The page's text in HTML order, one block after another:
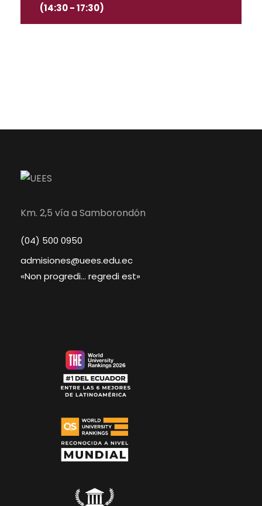
(14:30 - 17:30)
Km. 2,5 vía a Samborondón
(04) 500 0950
admisiones@uees.edu.ec
«Non progredi… regredi est»